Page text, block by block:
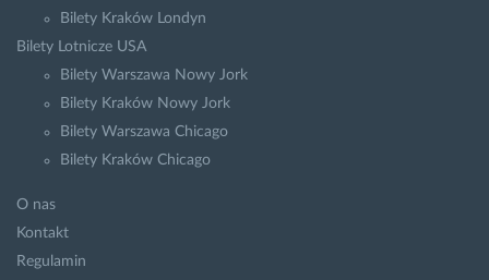
Bilety Kraków Londyn
Bilety Lotnicze USA
Bilety Warszawa Nowy Jork
Bilety Kraków Nowy Jork
Bilety Warszawa Chicago
Bilety Kraków Chicago
O nas
Kontakt
Regulamin